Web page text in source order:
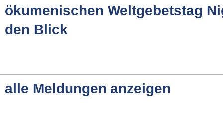
ökumenischen Weltgebetstag
den Blick
alle Meldungen anzeigen